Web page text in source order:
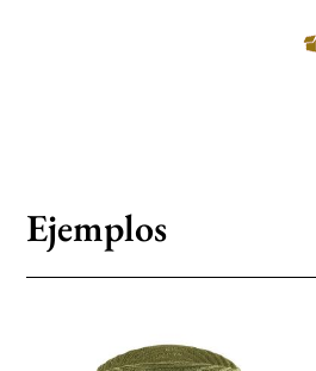
Ejemplos